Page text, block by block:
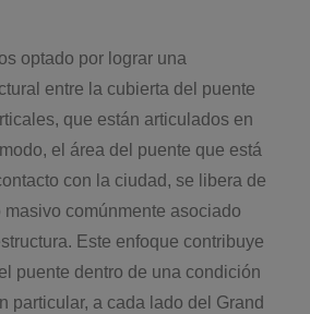
por lograr una
entre la cubierta del puente
que están articulados en
el área del puente que está
con la ciudad, se libera de
masivo comúnmente asociado
Este enfoque contribuye
puente dentro de una condición
particular, a cada lado del Grand